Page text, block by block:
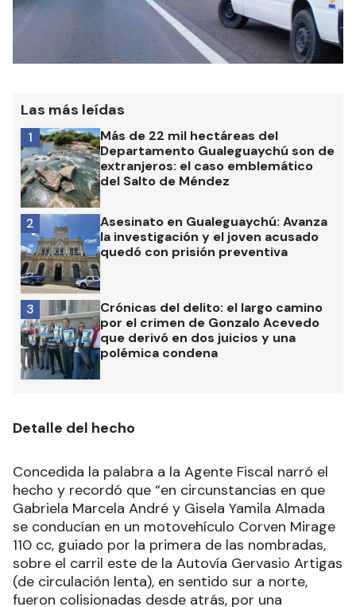
Las más leídas
Más de 22 mil hectáreas del
Departamento Gualeguaychú son de
extranjeros: el caso emblemático
del Salto de Méndez
1
Asesinato en Gualeguaychú: Avanza
la investigación y el joven acusado
quedó con prisión preventiva
2
Crónicas del delito: el largo camino
por el crimen de Gonzalo Acevedo
que derivó en dos juicios y una
polémica condena
3
Detalle del hecho
Concedida la palabra a la Agente Fiscal narró el
hecho y recordó que “en circunstancias en que
Gabriela Marcela André y Gisela Yamila Almada
se conducían en un motovehículo Corven Mirage
110 cc, guiado por la primera de las nombradas,
sobre el carril este de la Autovía Gervasio Artigas
(de circulación lenta), en sentido sur a norte,
fueron colisionadas desde atrás, por una